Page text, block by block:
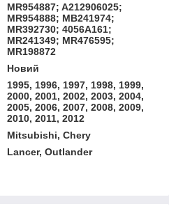
MR954887; A212906025;
MR954888; MB241974;
MR392730; 4056A161;
MR241349; MR476595;
MR198872
Новий
1995, 1996, 1997, 1998, 1999,
2000, 2001, 2002, 2003, 2004,
2005, 2006, 2007, 2008, 2009,
2010, 2011, 2012
Mitsubishi, Chery
Lancer, Outlander